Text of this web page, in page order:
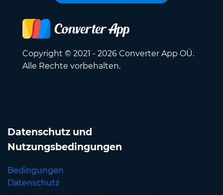
Copyright © 2021 - 2026 Converter App OÜ.
Alle Rechte vorbehalten.
Datenschutz und
Nutzungsbedingungen
Bedingungen
Datenschutz